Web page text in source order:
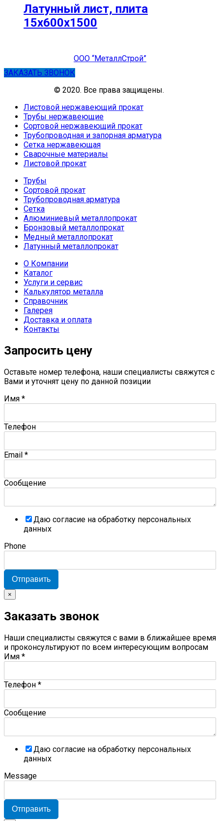
Латунный лист, плита
15х600х1500
ООО “МеталлСтрой”
ЗАКАЗАТЬ ЗВОНОК
© 2020. Все права защищены.
Листовой нержавеющий прокат
Трубы нержавеющие
Сортовой нержавеющий прокат
Трубопроводная и запорная арматура
Сетка нержавеющая
Сварочные материалы
Листовой прокат
Трубы
Сортовой прокат
Трубопроводная арматура
Сетка
Алюминиевый металлопрокат
Бронзовый металлопрокат
Медный металлопрокат
Латунный металлопрокат
О Компании
Каталог
Услуги и сервис
Калькулятор металла
Справочник
Галерея
Доставка и оплата
Контакты
Запросить цену
Оставьте номер телефона, наши специалисты свяжутся с
Вами и уточнят цену по данной позиции
Имя *
Телефон
Email *
Сообщение
Даю согласие на обработку персональных
данных
Phone
Отправить
×
Заказать звонок
Наши специалисты свяжутся с вами в ближайшее время
и проконсультируют по всем интересующим вопросам
Имя *
Телефон *
Сообщение
Даю согласие на обработку персональных
данных
Message
Отправить